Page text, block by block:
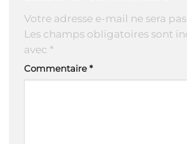
Votre adresse e-mail ne sera
Les champs obligatoires sont
avec *
Commentaire *